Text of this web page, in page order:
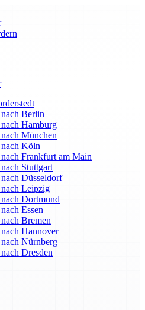
Berlin
Hamburg
München
Köln
Frankfurt am Main
Stuttgart
Düsseldorf
Leipzig
Dortmund
Essen
Bremen
Hannover
Nürnberg
Dresden